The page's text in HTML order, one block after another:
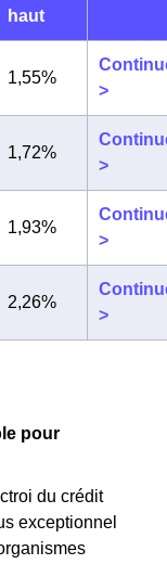
haut
1,55%
>
1,72%
>
1,93%
>
2,26%
>
pour
du crédit
exceptionnel